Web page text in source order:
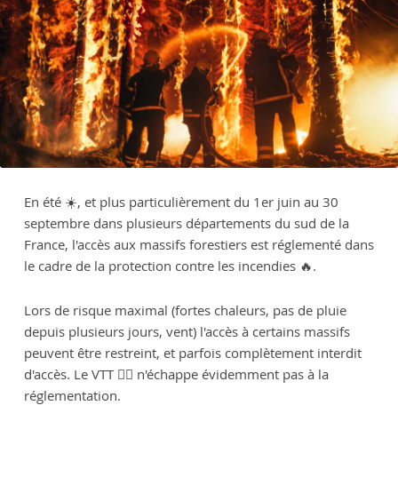
En été ☀️, et plus particulièrement du 1er juin au 30
septembre dans plusieurs départements du sud de la
France, l'accès aux massifs forestiers est réglementé dans
le cadre de la protection contre les incendies 🔥.
Lors de risque maximal (fortes chaleurs, pas de pluie
depuis plusieurs jours, vent) l'accès à certains massifs
peuvent être restreint, et parfois complètement interdit
d'accès. Le VTT 🚴‍♂️ n'échappe évidemment pas à la
réglementation.